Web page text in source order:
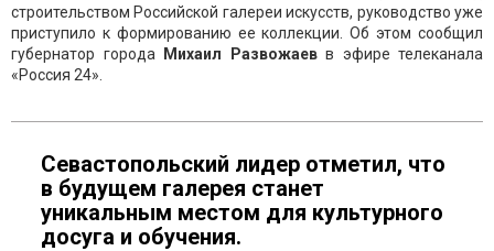
строительством Российской галереи искусств, руководство уже
приступило к формированию ее коллекции. Об этом сообщил
губернатор города
Михаил Развожаевв эфире телеканала
«Россия 24».
Севастопольский лидер отметил, что
в будущем галерея станет
уникальным местом для культурного
досуга и обучения.